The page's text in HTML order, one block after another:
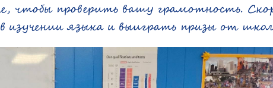
чтобы проверить вашу грамотность.
изучении языка и выиграть призы от